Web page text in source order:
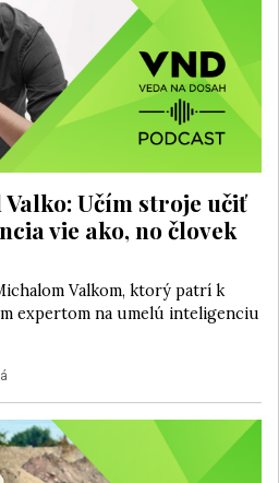
Valko: Učím stroje učiť
vie ako, no človek
Valkom, ktorý patrí k
expertom na umelú inteligenciu